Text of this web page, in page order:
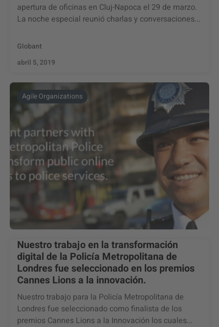
apertura de oficinas en Cluj-Napoca el 29 de marzo.
La noche especial reunió charlas y conversaciones...
Globant
abril 5, 2019
Agile Organizations
Nuestro trabajo en la transformación
digital de la Policía Metropolitana de
Londres fue seleccionado en los premios
Cannes Lions a la innovación.
Nuestro trabajo para la Policía Metropolitana de
Londres fue seleccionado como finalista de los
premios Cannes Lions a la Innovación los cuales...